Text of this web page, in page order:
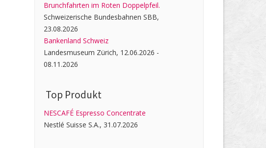
Brunchfahrten im Roten Doppelpfeil.
Schweizerische Bundesbahnen SBB,
23.08.2026
Bankenland Schweiz
Landesmuseum Zürich, 12.06.2026 -
08.11.2026
Top Produkt
NESCAFÉ Espresso Concentrate
Nestlé Suisse S.A., 31.07.2026